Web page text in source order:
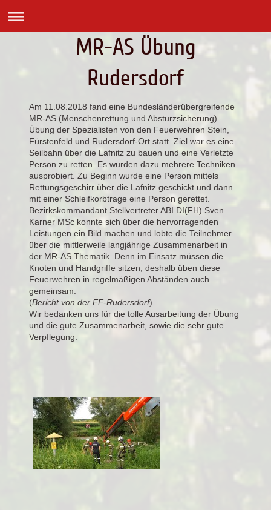
MR-AS Übung
Rudersdorf
Am 11.08.2018 fand eine Bundesländerübergreifende
MR-AS (Menschenrettung und Absturzsicherung)
Übung der Spezialisten von den Feuerwehren Stein,
Fürstenfeld und Rudersdorf-Ort statt. Ziel war es eine
Seilbahn über die Lafnitz zu bauen und eine Verletzte
Person zu retten. Es wurden dazu mehrere Techniken
ausprobiert. Zu Beginn wurde eine Person mittels
Rettungsgeschirr über die Lafnitz geschickt und dann
mit einer Schleifkorbtrage eine Person gerettet.
Bezirkskommandant Stellvertreter ABI DI(FH) Sven
Karner MSc konnte sich über die hervorragenden
Leistungen ein Bild machen und lobte die Teilnehmer
über die mittlerweile langjährige Zusammenarbeit in
der MR-AS Thematik. Denn im Einsatz müssen die
Knoten und Handgriffe sitzen, deshalb üben diese
Feuerwehren in regelmäßigen Abständen auch
gemeinsam.
(Bericht von der FF-Rudersdorf)
Wir bedanken uns für die tolle Ausarbeitung der Übung
und die gute Zusammenarbeit, sowie die sehr gute
Verpflegung.